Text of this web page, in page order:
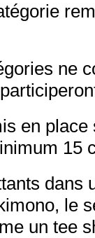
ne
en
15
dans
le
un tee